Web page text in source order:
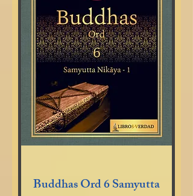
Buddhas Ord 6 Samyutta